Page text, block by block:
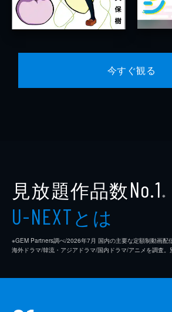
今すぐ観る
見放題作品数No.1 ※
U-NEXTとは
※GEM Partners調べ/2026年7⽉ 国内の主要な定額制動画配
海外ドラマ/韓流・アジアドラマ/国内ドラマ/アニメを調査。